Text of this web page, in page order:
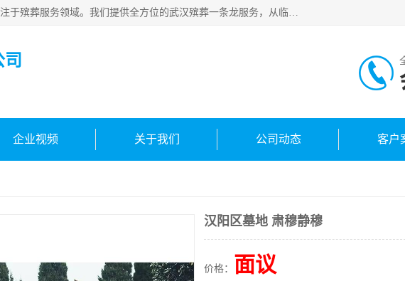
武汉生命之源文化有限公司，秉持着对生命的敬重与关怀，专注于殡葬服务领域。我们提供全方位的武汉殡葬一条龙服务，从临终关怀开始，到后事的妥善处理，每个环节都精心安排。专业团队严格依照规范，为逝者净身、穿衣，庄重地接运遗体，提供优质的遗体整理与妆扮服务。告别仪式策划、火化手续办理以及骨灰安置等事务，也都有专人协助。
企业视频 关于我们 公司动态 客户
汉阳区墓地 肃穆静穆
价格： 面议